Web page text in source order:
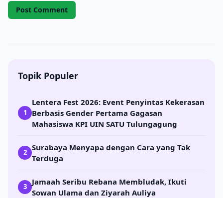
Topik Populer
1
Lentera Fest 2026: Event Penyintas Kekerasan
Berbasis Gender Pertama Gagasan
Mahasiswa KPI UIN SATU Tulungagung
2
Surabaya Menyapa dengan Cara yang Tak
Terduga
3
Jamaah Seribu Rebana Membludak, Ikuti
Sowan Ulama dan Ziyarah Auliya